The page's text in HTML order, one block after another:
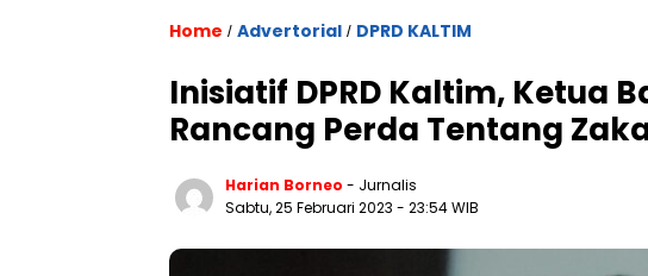
Home / Advertorial / DPRD KALTIM
Inisiatif DPRD Kaltim, Ketua
Rancang Perda Tentang
Harian Borneo - Jurnalis
Sabtu, 25 Februari 2023 - 23:54 WIB